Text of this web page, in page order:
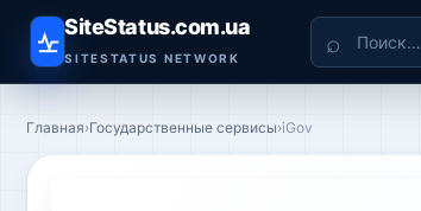
SiteStatus.com.ua
SITESTATUS NETWORK
Поиск
Главная›Государственные сервисы›iGov